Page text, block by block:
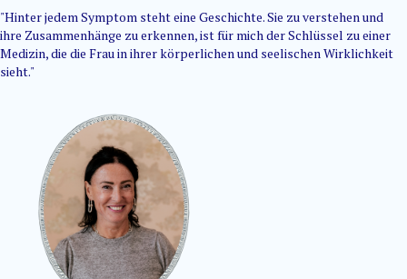
"Hinter jedem Symptom steht eine Geschichte. Sie zu verstehen und
ihre Zusammenhänge zu erkennen, ist für mich der Schlüssel zu einer
Medizin, die die Frau in ihrer körperlichen und seelischen Wirklichkeit
sieht."